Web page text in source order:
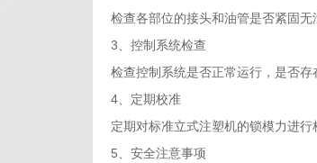
检查各部位的接头和油管是否紧固
3、控制系统检查
检查控制系统是否正常运行，是否存
4、定期校准
定期对标准立式注塑机的锁模力进
5、安全注意事项